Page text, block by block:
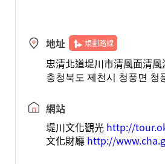
地址 規劃路線
忠清北道堤川市清風面清
충청북도 제천시 청풍면 청
網站
堤川文化觀光 http://
文化財廳 http://